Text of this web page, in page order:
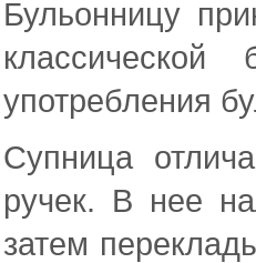
Бульонницу
употребления
Супница
ручек. В нее
затем